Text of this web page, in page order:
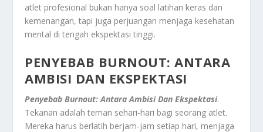
atlet profesional bukan hanya soal latihan keras dan
kemenangan, tapi juga perjuangan menjaga kesehatan
mental di tengah ekspektasi tinggi.
PENYEBAB BURNOUT: ANTARA
AMBISI DAN EKSPEKTASI
Penyebab Burnout: Antara Ambisi Dan Ekspektasi.
Tekanan adalah teman sehari-hari bagi seorang atlet.
Mereka harus berlatih berjam-jam setiap hari, menjaga